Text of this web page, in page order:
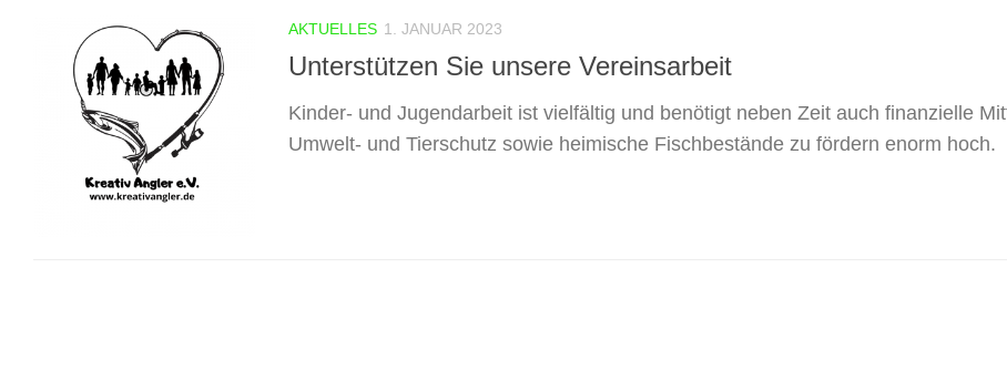
AKTUELLES 1. JANUAR 2023
Unterstützen Sie unsere Vereinsarbeit
Kinder- und Jugendarbeit ist vielfältig und benötigt neben Zeit auch finanzielle
Umwelt- und Tierschutz sowie heimische Fischbestände zu fördern enorm hoch.